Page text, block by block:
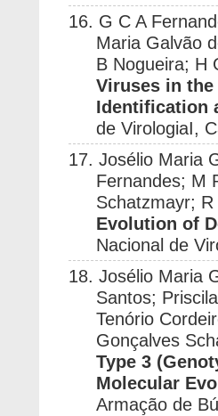
16. G C A
Maria Galvão
B Nogueira; H
Viruses in the
Identification
de VirologiaI,
17. Josélio Maria
Fernandes; M
Schatzmayr;
Evolution of
Nacional de
18. Josélio Maria
Santos;
Tenório
Gonçalves
Type 3
Molecular
Armação de